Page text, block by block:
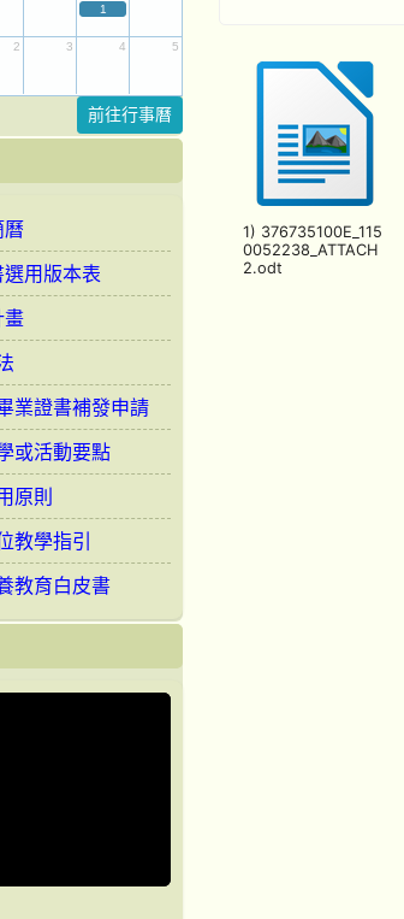
1) 376735100E_115
0052238_ATTACH
2.odt
1
2 3 4
5
前往行事曆
曆
用版本表
畫
業證書補發申請
或活動要點
原則
教學指引
教育白皮書